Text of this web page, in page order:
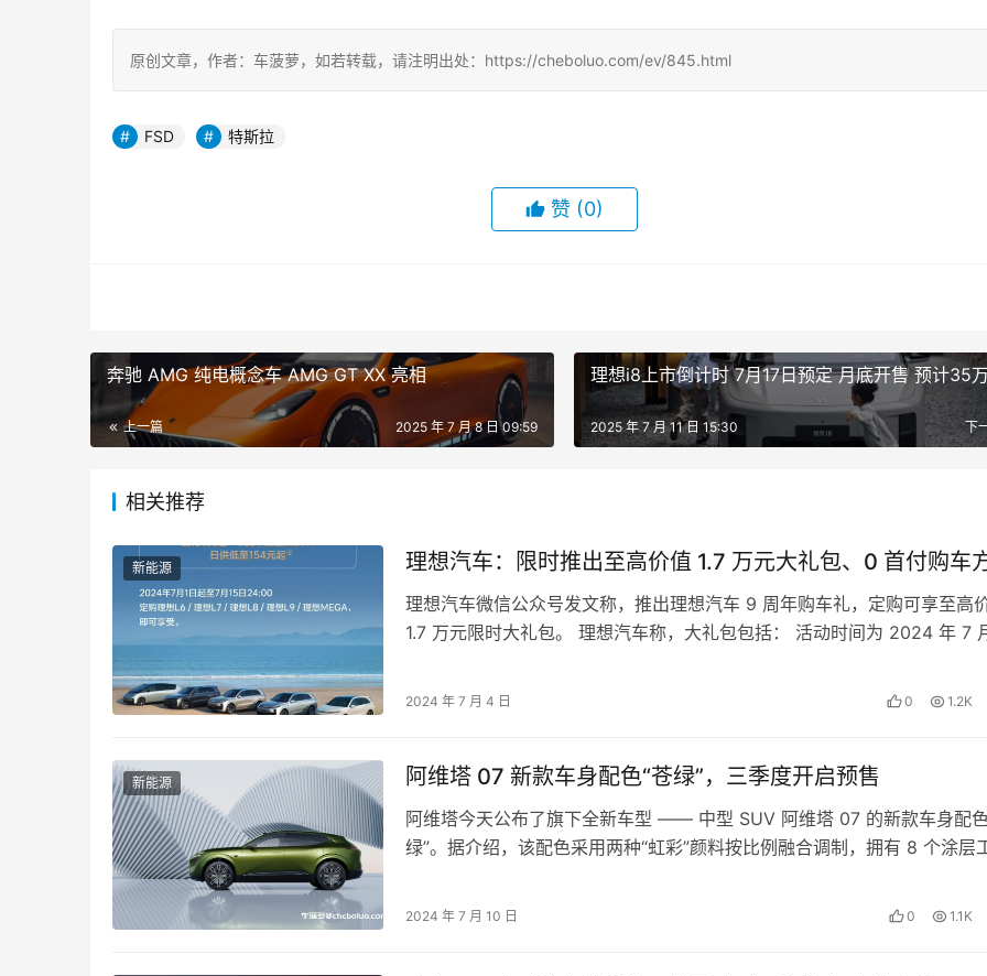
原创文章，作者：车菠萝，如若转载，请注明出处：https://cheboluo.com/ev/845.html
FSD 特斯拉
赞 (0)
奔驰 AMG 纯电概念车 AMG GT XX 亮相
上一篇 2025 年 7 月 8 日 09:59
理想i8上市倒计时 7月17日预定 月底开售 预计35
下
2025 年 7 月 11 日 15:30
相关推荐
新能源 理想汽车：限时推出至高价值 1.7 万元大礼包、0 首付购车
理想汽车微信公众号发文称，推出理想汽车 9 周年购车礼，定购可享至高
1.7 万元限时大礼包。 理想汽车称，大礼包包括： 活动时间为 2024 年 7
2024 年 7 月 4 日 0 1.2K
新能源 阿维塔 07 新款车身配色“苍绿”，三季度开启预售
阿维塔今天公布了旗下全新车型 —— 中型 SUV 阿维塔 07 的新款车身配
绿”。据介绍，该配色采用两种“虹彩”颜料按比例融合调制，拥有 8 个涂层
2024 年 7 月 10 日 0 1.1K